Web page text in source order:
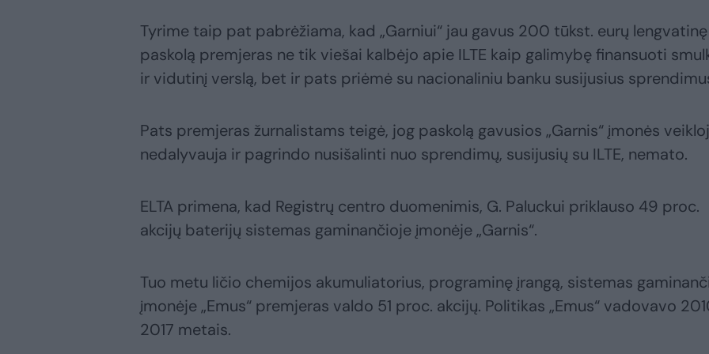
Tyrime taip pat pabrėžiama, kad „Garniui“ jau gavus 200 tūkst. eurų lengvatinę
paskolą premjeras ne tik viešai kalbėjo apie ILTE kaip galimybę finansuoti
ir vidutinį verslą, bet ir pats priėmė su nacionaliniu banku susijusius
Pats premjeras žurnalistams teigė, jog paskolą gavusios „Garnis“ įmonės
nedalyvauja ir pagrindo nusišalinti nuo sprendimų, susijusių su ILTE, nemato.
ELTA primena, kad Registrų centro duomenimis, G. Paluckui priklauso 49 proc.
akcijų baterijų sistemas gaminančioje įmonėje „Garnis“.
Tuo metu ličio chemijos akumuliatorius, programinę įrangą, sistemas
įmonėje „Emus“ premjeras valdo 51 proc. akcijų. Politikas „Emus“ vadovavo
2017 metais.